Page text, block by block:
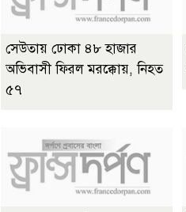
সেউতায় ঢোকা ৪৮ হাজার
অভিবাসী ফিরল মরক্কোয়, নিহত
৫৭